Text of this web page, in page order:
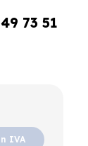
73 51
IVA